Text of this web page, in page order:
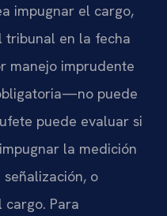
impugnar el cargo,
tribunal en la fecha
manejo imprudente
puede
puede evaluar si
la medición
o
Para